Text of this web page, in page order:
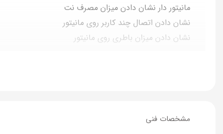
مانیتور دار نشان دادن میزان مصرف نت
نشان دادن اتصال چند کاربر روی مانیتور
نشان دادن میزان باطری روی مانیتور
ریجستر شده
رنگ بندی بسیار زیبا در چهار رنگ متنوع
مشخصات فنی